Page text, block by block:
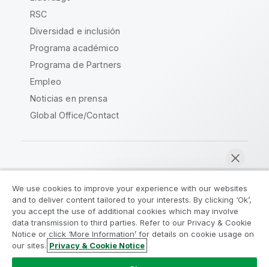
RSC
Diversidad e inclusión
Programa académico
Programa de Partners
Empleo
Noticias en prensa
Global Office/Contact
Acuerdos legales
Condiciones del producto
Legal Policies
Política legal
Condiciones de uso
Marcas comerciales
Do Not Share My Info
We use cookies to improve your experience with our websites
and to deliver content tailored to your interests. By clicking ‘Ok’,
you accept the use of additional cookies which may involve
data transmission to third parties. Refer to our Privacy & Cookie
Notice or click ‘More Information’ for details on cookie usage on
our sites. Privacy & Cookie Notice